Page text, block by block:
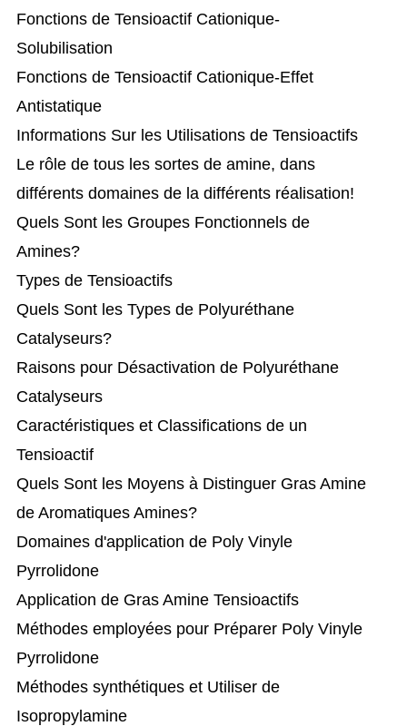
Fonctions de Tensioactif Cationique-
Solubilisation
Fonctions de Tensioactif Cationique-Effet
Antistatique
Informations Sur les Utilisations de Tensioactifs
Le rôle de tous les sortes de amine, dans
différents domaines de la différents réalisation!
Quels Sont les Groupes Fonctionnels de
Amines?
Types de Tensioactifs
Quels Sont les Types de Polyuréthane
Catalyseurs?
Raisons pour Désactivation de Polyuréthane
Catalyseurs
Caractéristiques et Classifications de un
Tensioactif
Quels Sont les Moyens à Distinguer Gras Amine
de Aromatiques Amines?
Domaines d'application de Poly Vinyle
Pyrrolidone
Application de Gras Amine Tensioactifs
Méthodes employées pour Préparer Poly Vinyle
Pyrrolidone
Méthodes synthétiques et Utiliser de
Isopropylamine